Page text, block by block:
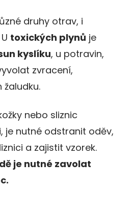
druhy otrav, i
toxických plynů je
kyslíku, u potravin,
zvracení,
nebo sliznic
je nutné odstranit oděv,
a zajistit vzorek.
je nutné zavolat